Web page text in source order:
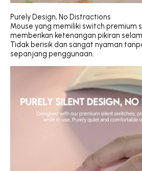
Purely Design, No Distractions
Mouse yang memiliki switch premium
memberikan ketenangan pikiran
Tidak berisik dan sangat nyaman
sepanjang penggunaan.